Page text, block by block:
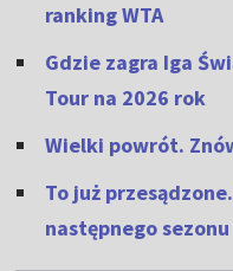
ranking WTA
Gdzie zagra Iga
Tour na 2026 rok
Wielki powrót.
To już
następnego sezonu